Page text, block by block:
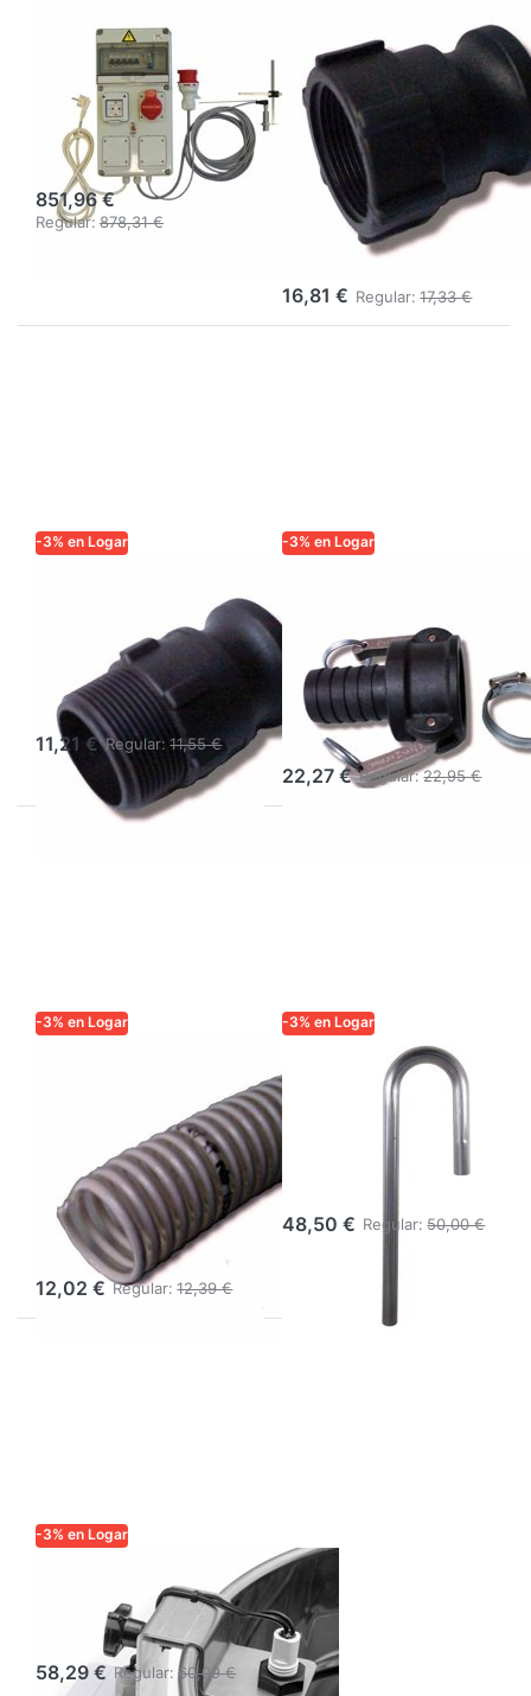
Control de
bombas con
sensor
ultrasónico (230
V/400 V)
851,96 €
Regular: 878,31 €
rápido con rosca
interior 6/4'' –
pieza principal,
reforzado con
fibras, apto para
contacto
alimentario
16,81 € Regular: 17,33 €
-3% en Logar
rápido con rosca
exterior 6/4''
(1,5'')
11,21 € Regular: 11,55 €
-3% en Logar
rápido con
conector para
manguera 6/4''
(Ø 40 mm)
22,27 € Regular:22,95 €
-3% en Logar
succión para
miel, PVC apto
para uso
alimentario – Ø
interior 40 mm
12,02 € Regular: 12,39 €
-3% en Logar
Codo Logar para
manguera de
aspiración Ø 40
48,50 € Regular: 50,00 €
-3% en Logar
Alarma de nivel
para miel
58,29 € Regular: 60,09 €